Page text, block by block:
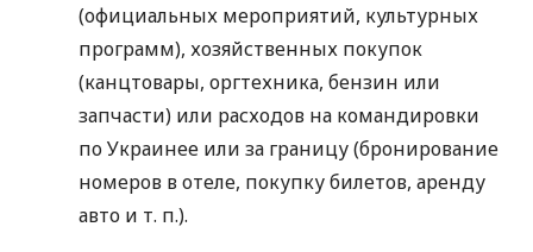
(официальных мероприятий, культурных
программ), хозяйственных покупок
(канцтовары, оргтехника, бензин или
запчасти) или расходов на командировки
по Украинее или за границу (бронирование
номеров в отеле, покупку билетов, аренду
авто и т. п.).